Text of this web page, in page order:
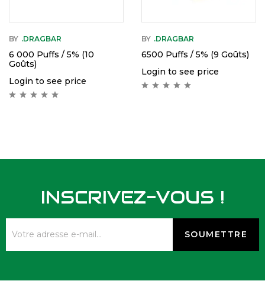
BY .DRAGBAR
6 000 Puffs / 5% (10
Goûts)
Login to see price
BY .DRAGBAR
6500 Puffs / 5% (9 Goûts)
Login to see price
INSCRIVEZ-VOUS !